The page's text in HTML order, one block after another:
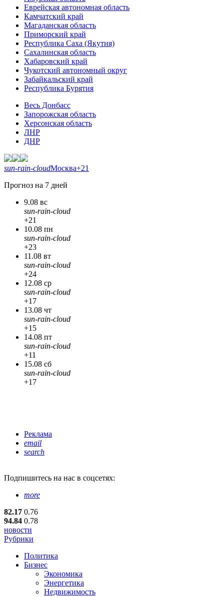
Еврейская автономная область
Камчатский край
Магаданская область
Приморский край
Республика Саха (Якутия)
Сахалинская область
Хабаровский край
Чукотский автономный округ
Забайкальский край
Республика Бурятия
Весь Донбасс
Запорожская область
Херсонская область
ЛНР
ДНР
sun-rain-cloudМосква+21
Прогноз на 7 дней
9.08 вс
sun-rain-cloud
+21
10.08 пн
sun-rain-cloud
+23
11.08 вт
sun-rain-cloud
+24
12.08 ср
sun-rain-cloud
+17
13.08 чт
sun-rain-cloud
+15
14.08 пт
sun-rain-cloud
+11
15.08 сб
sun-rain-cloud
+17
Реклама
email
search
Подпишитесь на нас в соцсетях:
more
82.17 0.76
94.84 0.78
новости
Рубрики
Политика
Бизнес
Экономика
Энергетика
Недвижимость